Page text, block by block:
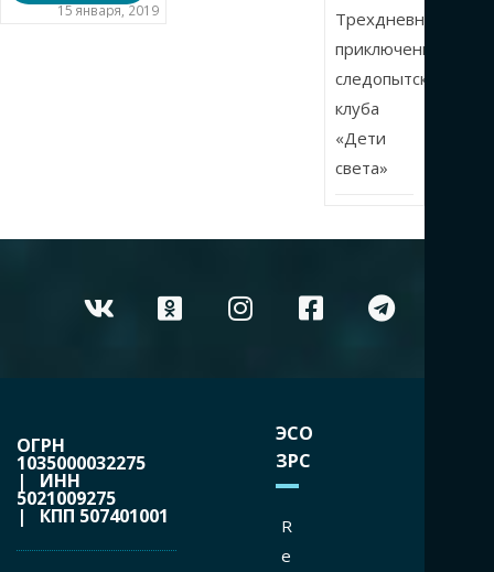
15 января, 2019
Трехдневные
приключения
следопытского
клуба
«Дети
света»
ОГРН
1035000032275
| ИНН
5021009275
| КПП 507401001
ЭСО
ЗРС
R
e